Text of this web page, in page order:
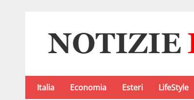
Italia Economia Esteri LifeStyle